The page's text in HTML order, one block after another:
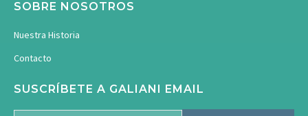
SOBRE NOSOTROS
Nuestra Historia
Contacto
SUSCRÍBETE A GALIANI EMAIL